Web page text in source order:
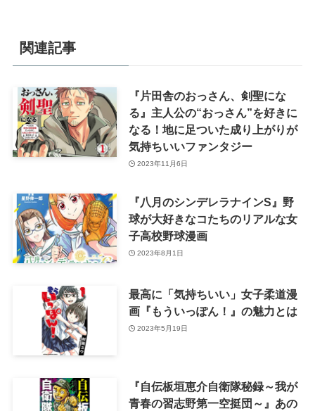
関連記事
『片田舎のおっさん、剣聖にな
る』主人公の“おっさん”を好きに
なる！地に足ついた成り上がりが
気持ちいいファンタジー
2023年11月6日
『八月のシンデレラナインS』野
球が大好きなコたちのリアルな女
子高校野球漫画
2023年8月1日
最高に「気持ちいい」女子柔道漫
画『もういっぽん！』の魅力とは
2023年5月19日
『自伝板垣恵介自衛隊秘録～我が
青春の習志野第一空挺団～』あの